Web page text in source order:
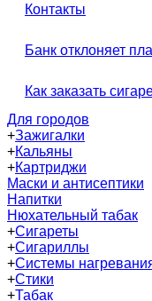
Контакты
Банк отклоняет
Как заказать
Для городов
+Зажигалки
+Кальяны
+Картриджи
Маски и антисептики
Напитки
Нюхательный табак
+Сигареты
+Сигариллы
+Системы
+Стики
+Табак